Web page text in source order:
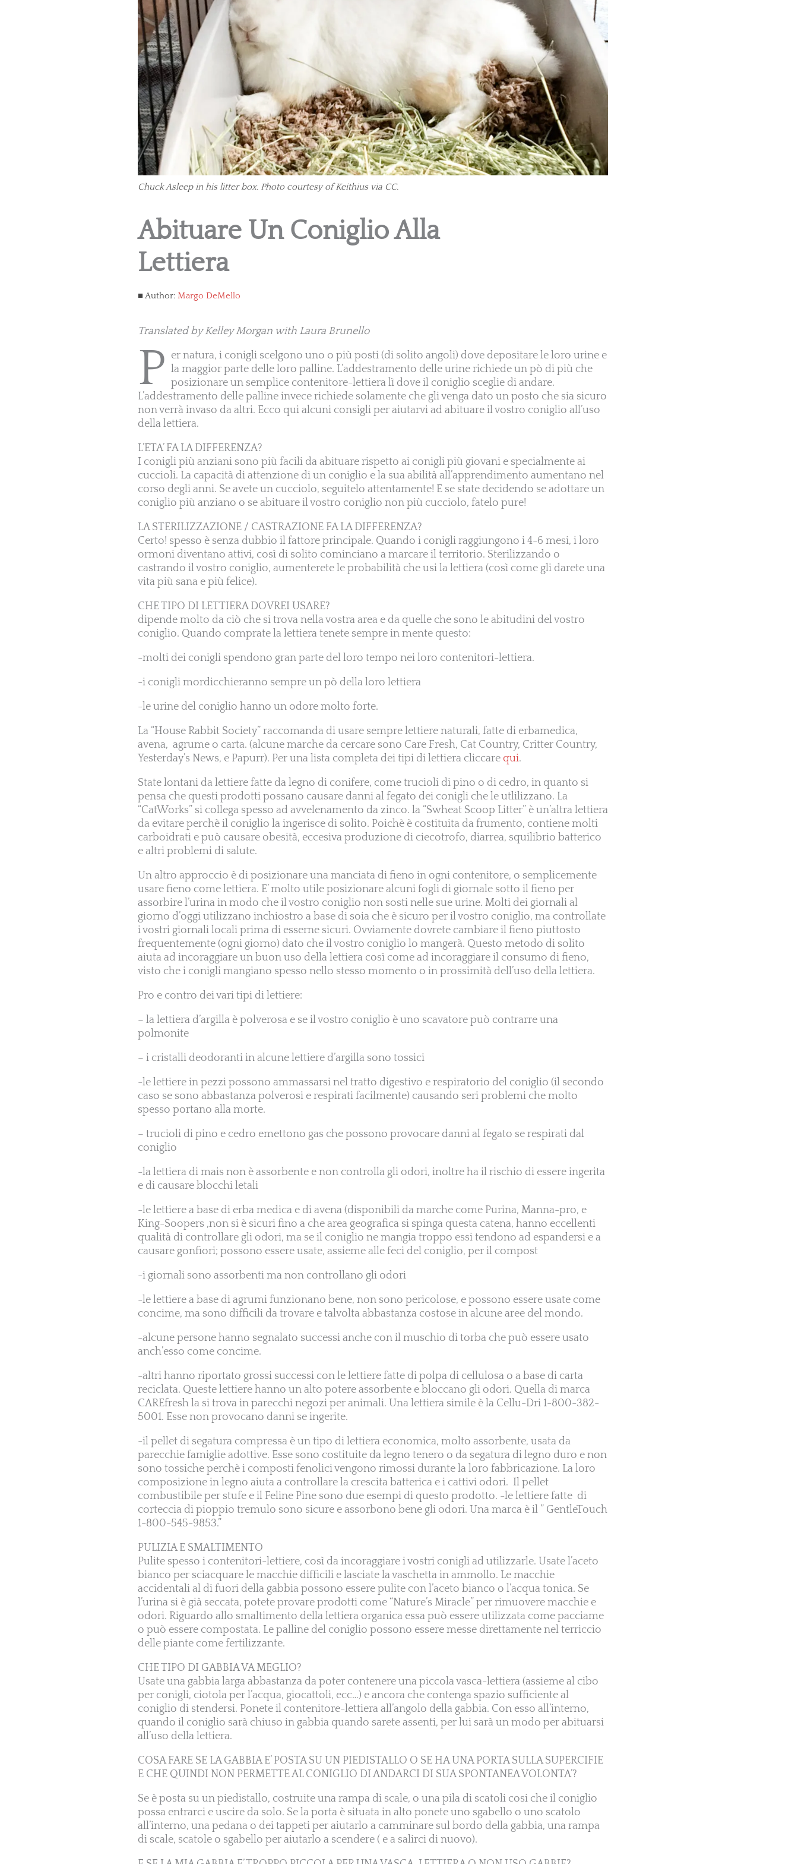
Chuck Asleep in his litter box. Photo courtesy of Keithius via CC.
Abituare Un Coniglio Alla
Lettiera
Author: Margo DeMello
Translated by Kelley Morgan with Laura Brunello
P er natura, i conigli scelgono uno o più posti (di solito angoli) dove depositare le loro urine e
la maggior parte delle loro palline. L’addestramento delle urine richiede un pò di più che
posizionare un semplice contenitore-lettiera lì dove il coniglio sceglie di andare.
L’addestramento delle palline invece richiede solamente che gli venga dato un posto che sia sicuro
non verrà invaso da altri. Ecco qui alcuni consigli per aiutarvi ad abituare il vostro coniglio all’uso
della lettiera.
L’ETA’ FA LA DIFFERENZA?
I conigli più anziani sono più facili da abituare rispetto ai conigli più giovani e specialmente ai
cuccioli. La capacità di attenzione di un coniglio e la sua abilità all’apprendimento aumentano nel
corso degli anni. Se avete un cucciolo, seguitelo attentamente! E se state decidendo se adottare un
coniglio più anziano o se abituare il vostro coniglio non più cucciolo, fatelo pure!
LA STERILIZZAZIONE / CASTRAZIONE FA LA DIFFERENZA?
Certo! spesso è senza dubbio il fattore principale. Quando i conigli raggiungono i 4-6 mesi, i loro
ormoni diventano attivi, così di solito cominciano a marcare il territorio. Sterilizzando o
castrando il vostro coniglio, aumenterete le probabilità che usi la lettiera (così come gli darete una
vita più sana e più felice).
CHE TIPO DI LETTIERA DOVREI USARE?
dipende molto da ciò che si trova nella vostra area e da quelle che sono le abitudini del vostro
coniglio. Quando comprate la lettiera tenete sempre in mente questo:
-molti dei conigli spendono gran parte del loro tempo nei loro contenitori-lettiera.
-i conigli mordicchieranno sempre un pò della loro lettiera
-le urine del coniglio hanno un odore molto forte.
La “House Rabbit Society” raccomanda di usare sempre lettiere naturali, fatte di erbamedica,
avena, agrume o carta. (alcune marche da cercare sono Care Fresh, Cat Country, Critter Country,
Yesterday’s News, e Papurr). Per una lista completa dei tipi di lettiera cliccare qui.
State lontani da lettiere fatte da legno di conifere, come trucioli di pino o di cedro, in quanto si
pensa che questi prodotti possano causare danni al fegato dei conigli che le utlilizzano. La
“CatWorks” si collega spesso ad avvelenamento da zinco. la “Swheat Scoop Litter” è un’altra lettiera
da evitare perchè il coniglio la ingerisce di solito. Poichè è costituita da frumento, contiene molti
carboidrati e può causare obesità, eccesiva produzione di ciecotrofo, diarrea, squilibrio batterico
e altri problemi di salute.
Un altro approccio è di posizionare una manciata di fieno in ogni contenitore, o semplicemente
usare fieno come lettiera. E’ molto utile posizionare alcuni fogli di giornale sotto il fieno per
assorbire l’urina in modo che il vostro coniglio non sosti nelle sue urine. Molti dei giornali al
giorno d’oggi utilizzano inchiostro a base di soia che è sicuro per il vostro coniglio, ma controllate
i vostri giornali locali prima di esserne sicuri. Ovviamente dovrete cambiare il fieno piuttosto
frequentemente (ogni giorno) dato che il vostro coniglio lo mangerà. Questo metodo di solito
aiuta ad incoraggiare un buon uso della lettiera così come ad incoraggiare il consumo di fieno,
visto che i conigli mangiano spesso nello stesso momento o in prossimità dell’uso della lettiera.
Pro e contro dei vari tipi di lettiere:
– la lettiera d’argilla è polverosa e se il vostro coniglio è uno scavatore può contrarre una
polmonite
– i cristalli deodoranti in alcune lettiere d’argilla sono tossici
-le lettiere in pezzi possono ammassarsi nel tratto digestivo e respiratorio del coniglio (il secondo
caso se sono abbastanza polverosi e respirati facilmente) causando seri problemi che molto
spesso portano alla morte.
– trucioli di pino e cedro emettono gas che possono provocare danni al fegato se respirati dal
coniglio
-la lettiera di mais non è assorbente e non controlla gli odori, inoltre ha il rischio di essere ingerita
e di causare blocchi letali
-le lettiere a base di erba medica e di avena (disponibili da marche come Purina, Manna-pro, e
King-Soopers ,non si è sicuri fino a che area geografica si spinga questa catena, hanno eccellenti
qualità di controllare gli odori, ma se il coniglio ne mangia troppo essi tendono ad espandersi e a
causare gonfiori; possono essere usate, assieme alle feci del coniglio, per il compost
-i giornali sono assorbenti ma non controllano gli odori
-le lettiere a base di agrumi funzionano bene, non sono pericolose, e possono essere usate come
concime, ma sono difficili da trovare e talvolta abbastanza costose in alcune aree del mondo.
-alcune persone hanno segnalato successi anche con il muschio di torba che può essere usato
anch’esso come concime.
-altri hanno riportato grossi successi con le lettiere fatte di polpa di cellulosa o a base di carta
reciclata. Queste lettiere hanno un alto potere assorbente e bloccano gli odori. Quella di marca
CAREfresh la si trova in parecchi negozi per animali. Una lettiera simile è la Cellu-Dri 1-800-382-
5001. Esse non provocano danni se ingerite.
-il pellet di segatura compressa è un tipo di lettiera economica, molto assorbente, usata da
parecchie famiglie adottive. Esse sono costituite da legno tenero o da segatura di legno duro e non
sono tossiche perchè i composti fenolici vengono rimossi durante la loro fabbricazione. La loro
composizione in legno aiuta a controllare la crescita batterica e i cattivi odori. Il pellet
combustibile per stufe e il Feline Pine sono due esempi di questo prodotto. -le lettiere fatte di
corteccia di pioppio tremulo sono sicure e assorbono bene gli odori. Una marca è il ” GentleTouch
1-800-545-9853.”
PULIZIA E SMALTIMENTO
Pulite spesso i contenitori-lettiere, così da incoraggiare i vostri conigli ad utilizzarle. Usate l’aceto
bianco per sciacquare le macchie difficili e lasciate la vaschetta in ammollo. Le macchie
accidentali al di fuori della gabbia possono essere pulite con l’aceto bianco o l’acqua tonica. Se
l’urina si è già seccata, potete provare prodotti come “Nature’s Miracle” per rimuovere macchie e
odori. Riguardo allo smaltimento della lettiera organica essa può essere utilizzata come pacciame
o può essere compostata. Le palline del coniglio possono essere messe direttamente nel terriccio
delle piante come fertilizzante.
CHE TIPO DI GABBIA VA MEGLIO?
Usate una gabbia larga abbastanza da poter contenere una piccola vasca-lettiera (assieme al cibo
per conigli, ciotola per l’acqua, giocattoli, ecc…) e ancora che contenga spazio sufficiente al
coniglio di stendersi. Ponete il contenitore-lettiera all’angolo della gabbia. Con esso all’interno,
quando il coniglio sarà chiuso in gabbia quando sarete assenti, per lui sarà un modo per abituarsi
all’uso della lettiera.
COSA FARE SE LA GABBIA E’ POSTA SU UN PIEDISTALLO O SE HA UNA PORTA SULLA SUPERCIFIE
E CHE QUINDI NON PERMETTE AL CONIGLIO DI ANDARCI DI SUA SPONTANEA VOLONTA’?
Se è posta su un piedistallo, costruite una rampa di scale, o una pila di scatoli cosi che il coniglio
possa entrarci e uscire da solo. Se la porta è situata in alto ponete uno sgabello o uno scatolo
all’interno, una pedana o dei tappeti per aiutarlo a camminare sul bordo della gabbia, una rampa
di scale, scatole o sgabello per aiutarlo a scendere ( e a salirci di nuovo).